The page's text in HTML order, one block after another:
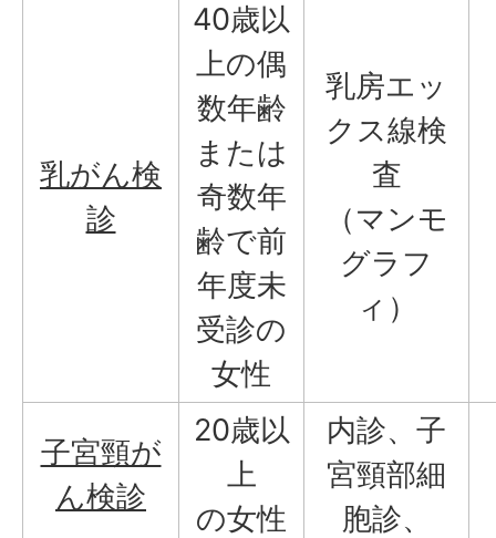
乳がん検
診
40歳以
上の偶
数年齢
または
奇数年
齢で前
年度未
受診の
女性
乳房エッ
クス線検
査
（マンモ
グラフ
ィ）
子宮頸が
ん検診
20歳以
上
の女性
内診、子
宮頸部細
胞診、